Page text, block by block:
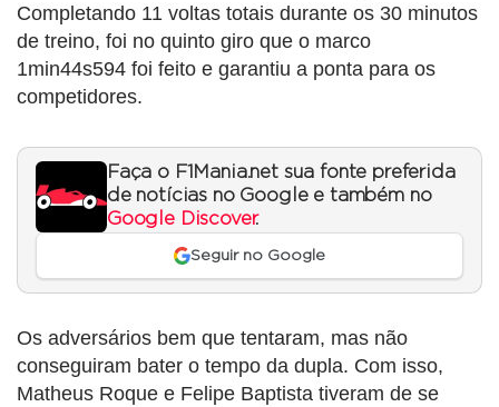
Completando 11 voltas totais durante os 30 minutos
de treino, foi no quinto giro que o marco
1min44s594 foi feito e garantiu a ponta para os
competidores.
Faça o F1Mania.net sua fonte preferida
de notícias no Google e também no
Google Discover.
Seguir no Google
Os adversários bem que tentaram, mas não
conseguiram bater o tempo da dupla. Com isso,
Matheus Roque e Felipe Baptista tiveram de se